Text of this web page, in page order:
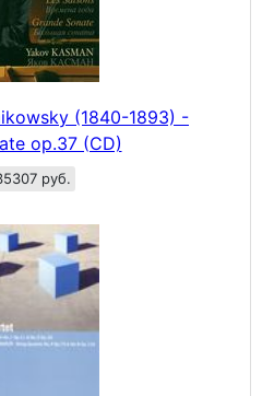
(1840-1893) -
op.37 (CD)
руб.